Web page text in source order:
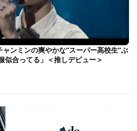
ンミンの爽やかな“スーパー高校生”ぶ
似合ってる」＜推しデビュー＞